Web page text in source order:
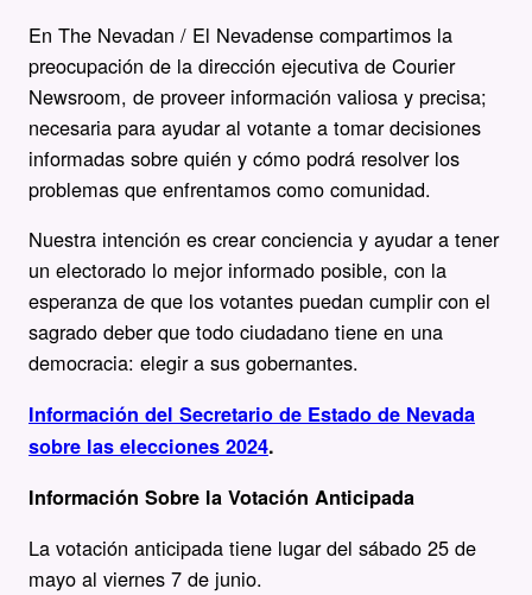
En The Nevadan / El Nevadense compartimos la
preocupación de la dirección ejecutiva de Courier
Newsroom, de proveer información valiosa y precisa;
necesaria para ayudar al votante a tomar decisiones
informadas sobre quién y cómo podrá resolver los
problemas que enfrentamos como comunidad.
Nuestra intención es crear conciencia y ayudar a tener
un electorado lo mejor informado posible, con la
esperanza de que los votantes puedan cumplir con el
sagrado deber que todo ciudadano tiene en una
democracia: elegir a sus gobernantes.
Información del Secretario de Estado de Nevada
sobre las elecciones 2024.
Información Sobre la Votación Anticipada
La votación anticipada tiene lugar del sábado 25 de
mayo al viernes 7 de junio.